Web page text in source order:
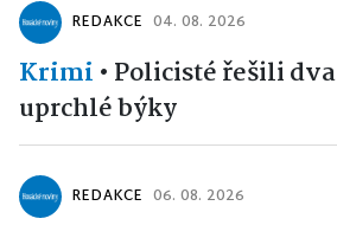
REDAKCE 04. 08. 2026
Krimi • Policisté řešili dva
uprchlé býky
REDAKCE 06. 08. 2026